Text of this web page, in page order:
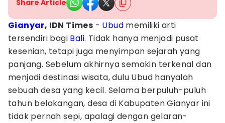
Share Article
Gianyar, IDN Times - Ubud memiliki arti
tersendiri bagi Bali. Tidak hanya menjadi pusat
kesenian, tetapi juga menyimpan sejarah yang
panjang. Sebelum akhirnya semakin terkenal dan
menjadi destinasi wisata, dulu Ubud hanyalah
sebuah desa yang kecil. Selama berpuluh-puluh
tahun belakangan, desa di Kabupaten Gianyar ini
tidak pernah sepi, apalagi dengan gelaran-